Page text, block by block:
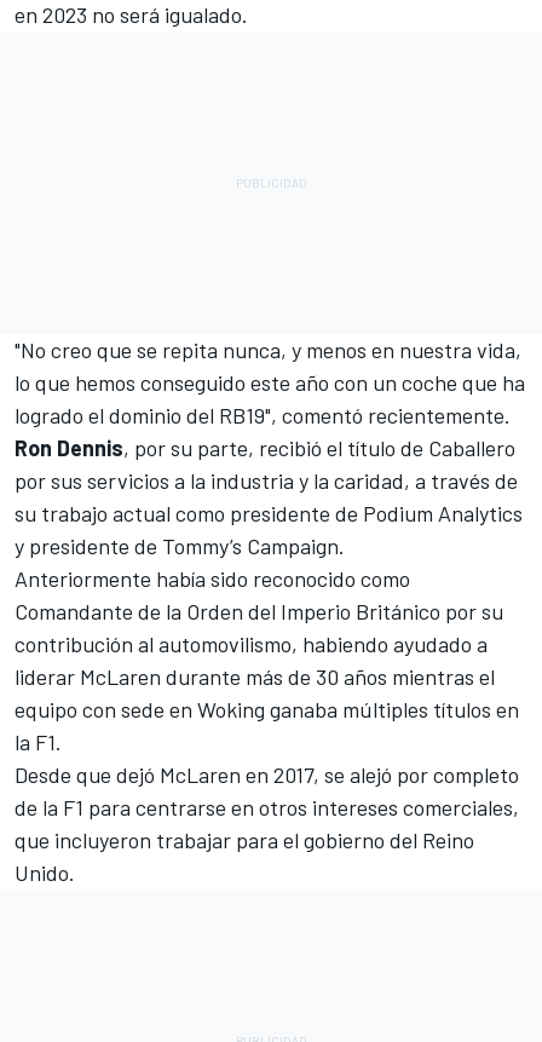
en 2023 no será igualado.
"No creo que se repita nunca, y menos en nuestra vida,
lo que hemos conseguido este año con un coche que ha
logrado el dominio del RB19", comentó recientemente.
Ron Dennis, por su parte, recibió el título de Caballero
por sus servicios a la industria y la caridad, a través de
su trabajo actual como presidente de Podium Analytics
y presidente de Tommy’s Campaign.
Anteriormente había sido reconocido como
Comandante de la Orden del Imperio Británico por su
contribución al automovilismo, habiendo ayudado a
liderar McLaren durante más de 30 años mientras el
equipo con sede en Woking ganaba múltiples títulos en
la F1.
Desde que dejó McLaren en 2017, se alejó por completo
de la F1 para centrarse en otros intereses comerciales,
que incluyeron trabajar para el gobierno del Reino
Unido.